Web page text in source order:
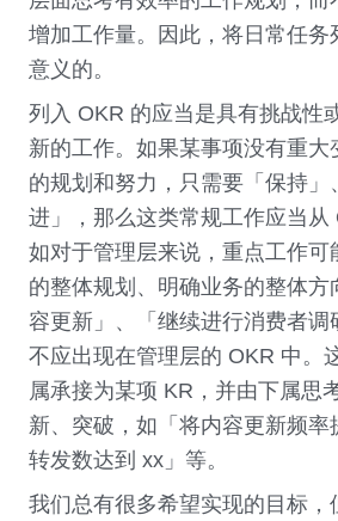
增加工作量。因此，将日常任务
意义的。
列入 OKR 的应当是具有挑战性
新的工作。如果某事项没有重大
的规划和努力，只需要「保持」
进」，那么这类常规工作应当从
如对于管理层来说，重点工作可
的整体规划、明确业务的整体方
容更新」、「继续进行消费者调
不应出现在管理层的 OKR 中。
属承接为某项 KR，并由下属思
新、突破，如「将内容更新频率
转发数达到 xx」等。
我们总有很多希望实现的目标，